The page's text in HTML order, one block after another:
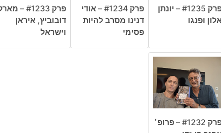
פרק #1235 – יונתן
ופנגו
פרק #1234 – אודי
דנינו מסרב להיות
פסימי
פרק #1233 –
דובוביץ, איראן
וישראל
פרק #1232 – פרופ׳